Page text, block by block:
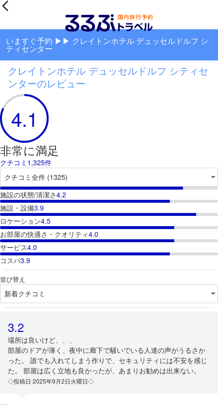
いますぐ予約 ▶▶ クレイトンホテル デュッセルドルフ シ
ティセンター
クレイトンホテル デュッセルドルフ シティセ
ンターのレビュー
4.1
非常に満足
クチコミ1,325件
施設の状態/清潔さ4.2
施設・設備3.9
ロケーション4.5
お部屋の快適さ・クオリティ4.0
サービス4.0
コスパ3.9
並び替え
3.2
場所は良いけど、、、
部屋のドアが薄く、夜中に廊下で騒いでいる人達の声がうるさか
った。 誰でも入れてしまう作りで、セキュリティには不安を感じ
た。 部屋は広く立地も良かったが、あまりお勧めは出来ない。
◇投稿日 2025年9月2日火曜日◇